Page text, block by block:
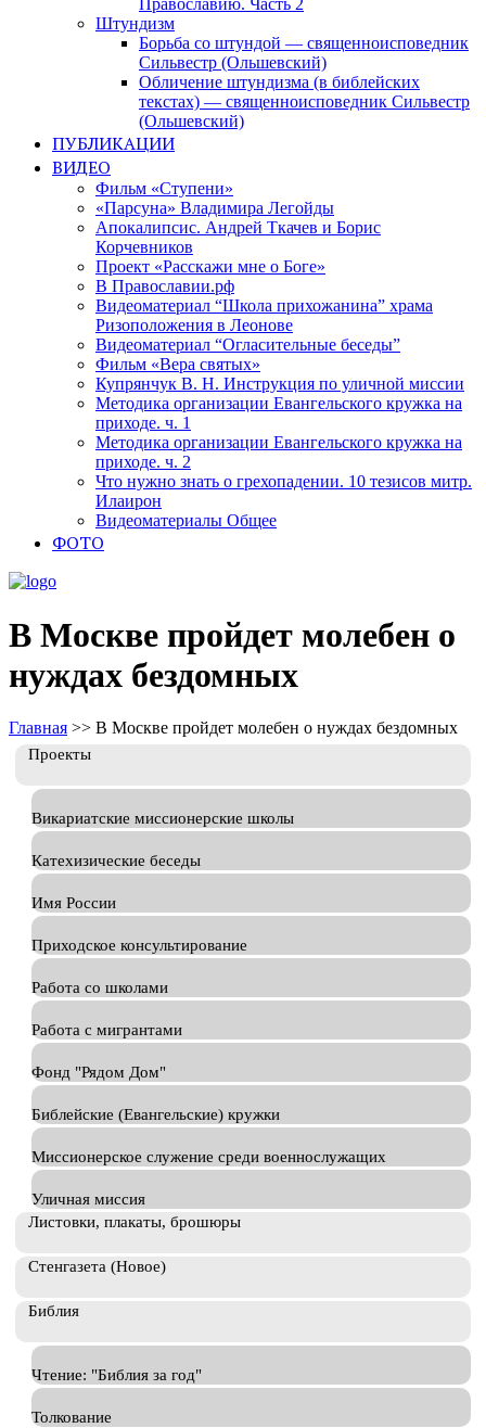
Православию. Часть 2
Штундизм
Борьба со штундой — священноисповедник
Сильвестр (Ольшевский)
Обличение штундизма (в библейских
текстах) — священноисповедник Сильвестр
(Ольшевский)
ПУБЛИКАЦИИ
ВИДЕО
Фильм «Ступени»
«Парсуна» Владимира Легойды
Апокалипсис. Андрей Ткачев и Борис
Корчевников
Проект «Расскажи мне о Боге»
В Православии.рф
Видеоматериал “Школа прихожанина” храма
Ризоположения в Леонове
Видеоматериал “Огласительные беседы”
Фильм «Вера святых»
Купрянчук В. Н. Инструкция по уличной миссии
Методика организации Евангельского кружка на
приходе. ч. 1
Методика организации Евангельского кружка на
приходе. ч. 2
Что нужно знать о грехопадении. 10 тезисов митр.
Илаирон
Видеоматериалы Общее
ФОТО
В Москве пройдет молебен о
нуждах бездомных
Главная >> В Москве пройдет молебен о нуждах бездомных
Проекты
Викариатские миссионерские школы
Катехизические беседы
Имя России
Приходское консультирование
Работа со школами
Работа с мигрантами
Фонд "Рядом Дом"
Библейские (Евангельские) кружки
Миссионерское служение среди военнослужащих
Уличная миссия
Листовки, плакаты, брошюры
Стенгазета (Новое)
Библия
Чтение: "Библия за год"
Толкование